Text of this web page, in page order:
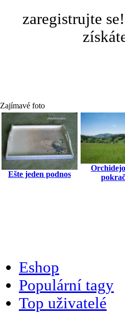
zaregistrujte
Zajímavé foto
Ešte jeden podnos
Eshop
Populární tagy
Top uživatelé